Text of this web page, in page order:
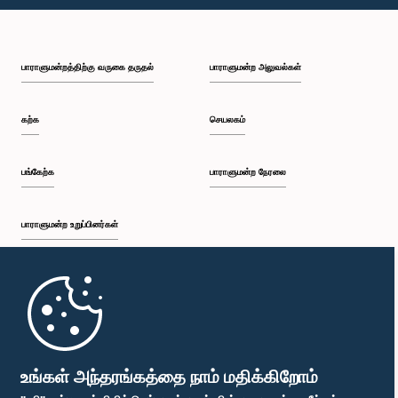
உங்கள் அந்தரங்கத்தை நாம் மதிக்கிறோம்
பி.ப. 1:10 - பி.ப. 1:19
பி.ப. 1:34 - பி.ப. 1:55
பி.ப. 2:06 - பி.ப. 2:16
பாராளுமன்றத்திற்கு வருகை தருதல்
கற்க
பங்கேற்க
பாராளுமன்ற உறுப்பினர்கள்
முதற்பக்கம்
பாராளுமன்ற அலுவல்கள்
செயலகம்
பாராளுமன்ற நேரலை
பாராளுமன்ற கையடக்க செயலி